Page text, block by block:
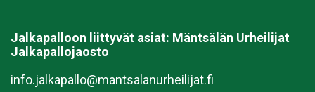
Jalkapalloon liittyvät asiat: Mäntsälän Urheilijat
Jalkapallojaosto
info.jalkapallo@mantsalanurheilijat.fi